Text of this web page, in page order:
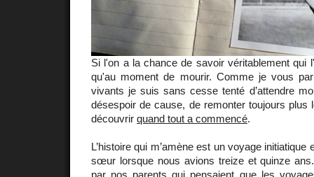
Si l'on a la chance de savoir véritablement qui
qu'au moment de mourir. Comme je vous
vivants je suis sans cesse tenté d’attendre
désespoir de cause, de remonter toujours plus
découvrir quand tout a commencé.
L’histoire qui m’amène est un voyage
sœur lorsque nous avions treize et quinze
par nos parents qui pensaient que les